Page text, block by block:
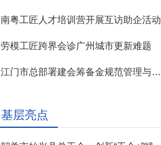
南粤工匠人才培训营开展互访助企活动
劳模工匠跨界会诊广州城市更新难题
江门市总部署建会筹备金规范管理与基层工会组建攻坚行动
基层亮点